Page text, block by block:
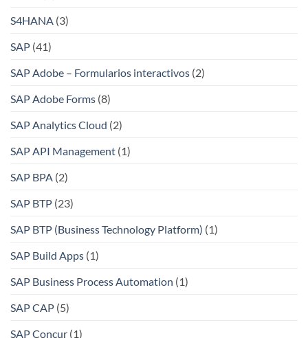
S4HANA (3)
SAP (41)
SAP Adobe – Formularios interactivos (2)
SAP Adobe Forms (8)
SAP Analytics Cloud (2)
SAP API Management (1)
SAP BPA (2)
SAP BTP (23)
SAP BTP (Business Technology Platform) (1)
SAP Build Apps (1)
SAP Business Process Automation (1)
SAP CAP (5)
SAP Concur (1)